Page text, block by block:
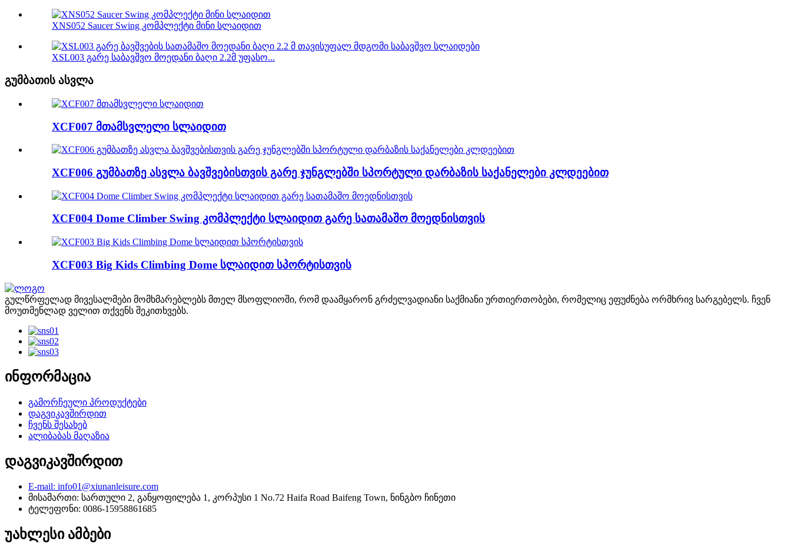
XNS052 Saucer Swing კომპლექტი მინი სლაიდით
XSL003 გარე საბავშვო მოედანი ბაღი 2.2მ უფასო...
გუმბათის ასვლა
XCF007 მთამსვლელი სლაიდით
XCF006 გუმბათზე ასვლა ბავშვებისთვის გარე ჯუნგლებში სპორტული დარბაზის საქანელები კლდეებით
XCF004 Dome Climber Swing კომპლექტი სლაიდით გარე სათამაშო მოედნისთვის
XCF003 Big Kids Climbing Dome სლაიდით სპორტისთვის
გულწრფელად მივესალმები მომხმარებლებს მთელ მსოფლიოში, რომ დაამყარონ გრძელვადიანი საქმიანი ურთიერთობები, რომელიც ეფუძნება ორმხრივ სარგებელს. ჩვენ
მოუთმენლად ველით თქვენს შეკითხვებს.
ინფორმაცია
გამორჩეული პროდუქტები
დაგვიკავშირდით
ჩვენს შესახებ
ალიბაბას მაღაზია
დაგვიკავშირდით
E-mail: info01@xiunanleisure.com
მისამართი: სართული 2, განყოფილება 1, კორპუსი 1 No.72 Haifa Road Baifeng Town, ნინგბო ჩინეთი
ტელეფონი: 0086-15958861685
უახლესი ამბები